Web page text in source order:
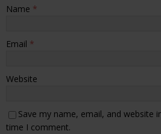
Name *
Email *
Website
Save my name, email, and website
time I comment.